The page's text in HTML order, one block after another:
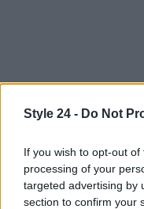
Style 24 - Do Not
If you wish to opt-out
processing of your
targeted advertising by
section to confirm your
Continua a
BELLEZZA